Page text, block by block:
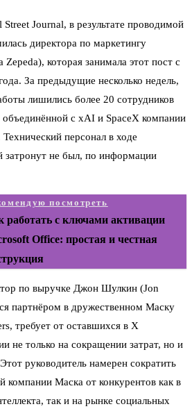
Journal, в результате проводимой
директора по маркетингу
которая занимала этот пост с
За предыдущие несколько недель,
лишились более 20 сотрудников
объединённой с xAI и SpaceX компании
персонал в ходе
не был, по информации
посмотреть
работать с ключами активации
Office: простая и честная
по выручке Джон Шулкин (Jon
партнёром в дружественном Маску
требует от оставшихся в X
не только на сокращении затрат, но и
руководитель намерен сократить
компании Маска от конкурентов как в
так и на рынке социальных